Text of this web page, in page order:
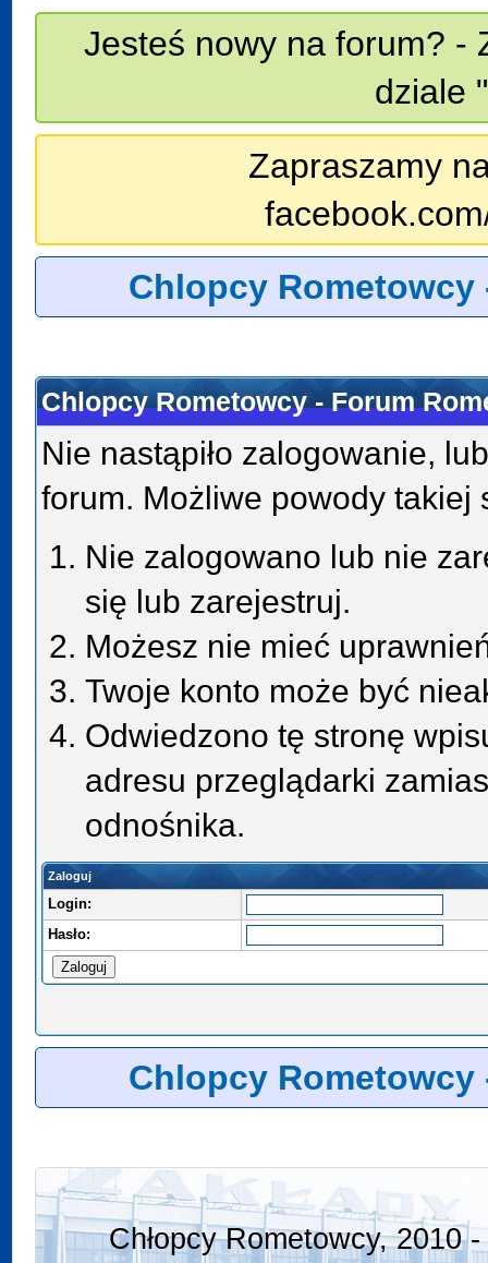
Jesteś nowy na forum? -
dziale
Zapraszamy
Chlopcy Rometowcy
Chlopcy Rometowcy - Forum
Nie nastąpiło zalogowanie,
forum. Możliwe powody takiej
Nie zalogowano lub nie
się lub zarejestruj.
Możesz nie mieć
Twoje konto może być
Odwiedzono tę stronę
adresu przeglądarki
odnośnika.
Zaloguj
Login:
Hasło:
Chlopcy Rometowcy
Chłopcy Rometowcy, 2010